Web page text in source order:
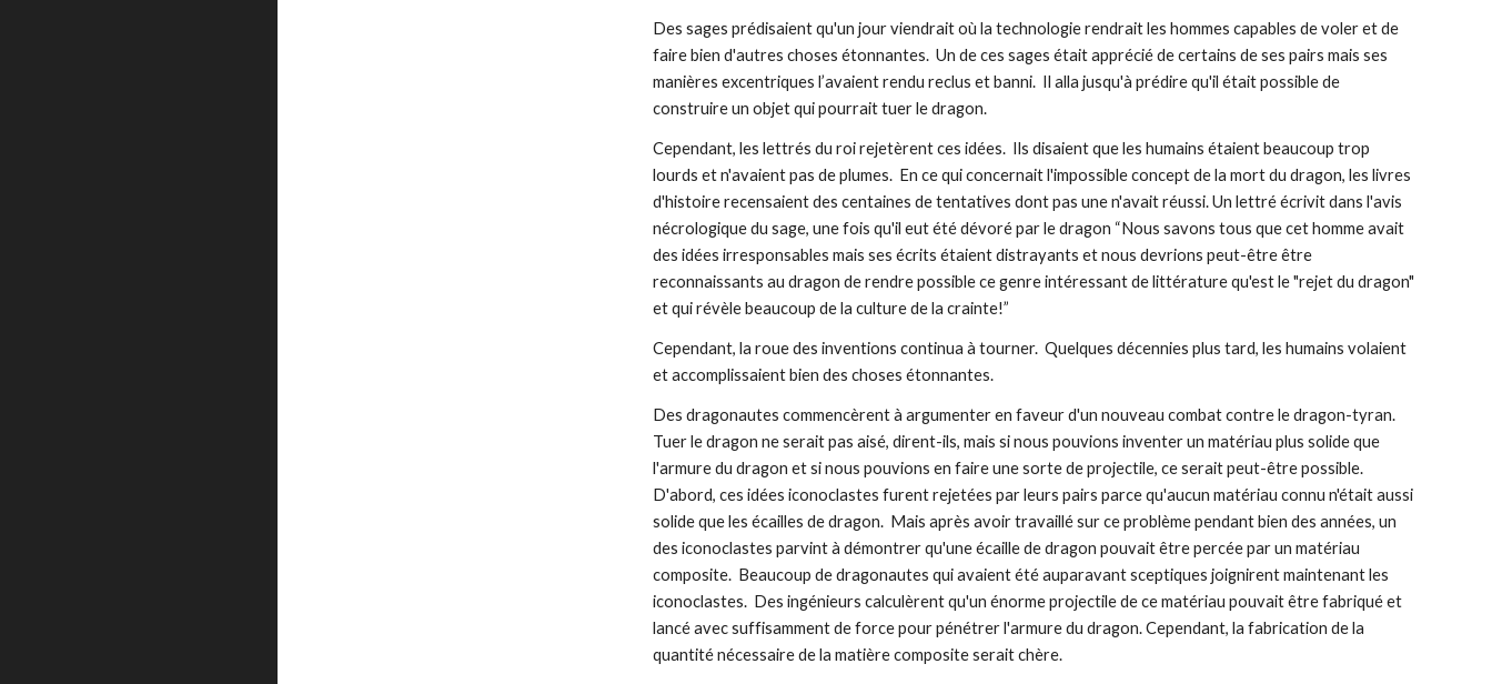
Des sages prédisaient qu'un jour viendrait où la technologie rendrait les hommes capables de voler et de
faire bien d'autres choses étonnantes.  Un de ces sages était apprécié de certains de ses pairs mais ses
manières excentriques l’avaient rendu reclus et banni.  Il alla jusqu'à prédire qu'il était possible de
construire un objet qui pourrait tuer le dragon.
Cependant, les lettrés du roi rejetèrent ces idées.  Ils disaient que les humains étaient beaucoup trop
lourds et n'avaient pas de plumes.  En ce qui concernait l'impossible concept de la mort du dragon, les livres
d'histoire recensaient des centaines de tentatives dont pas une n'avait réussi. Un lettré écrivit dans l'avis
nécrologique du sage, une fois qu'il eut été dévoré par le dragon “Nous savons tous que cet homme avait
des idées irresponsables mais ses écrits étaient distrayants et nous devrions peut-être être
reconnaissants au dragon de rendre possible ce genre intéressant de littérature qu'est le "rejet du dragon"
et qui révèle beaucoup de la culture de la crainte!”
Cependant, la roue des inventions continua à tourner.  Quelques décennies plus tard, les humains volaient
et accomplissaient bien des choses étonnantes.
Des dragonautes commencèrent à argumenter en faveur d'un nouveau combat contre le dragon-tyran.
Tuer le dragon ne serait pas aisé, dirent-ils, mais si nous pouvions inventer un matériau plus solide que
l'armure du dragon et si nous pouvions en faire une sorte de projectile, ce serait peut-être possible.
D'abord, ces idées iconoclastes furent rejetées par leurs pairs parce qu'aucun matériau connu n'était aussi
solide que les écailles de dragon.  Mais après avoir travaillé sur ce problème pendant bien des années, un
des iconoclastes parvint à démontrer qu'une écaille de dragon pouvait être percée par un matériau
composite.  Beaucoup de dragonautes qui avaient été auparavant sceptiques joignirent maintenant les
iconoclastes.  Des ingénieurs calculèrent qu'un énorme projectile de ce matériau pouvait être fabriqué et
lancé avec suffisamment de force pour pénétrer l'armure du dragon. Cependant, la fabrication de la
quantité nécessaire de la matière composite serait chère.